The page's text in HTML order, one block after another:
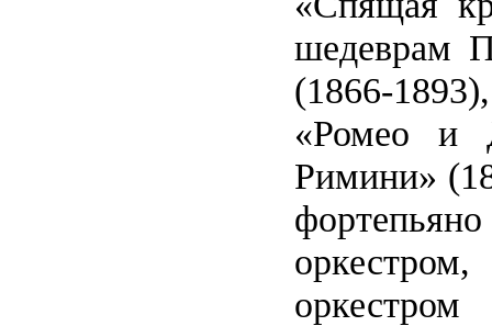
шедеврам
(1866-
«Ромео и
Римини»